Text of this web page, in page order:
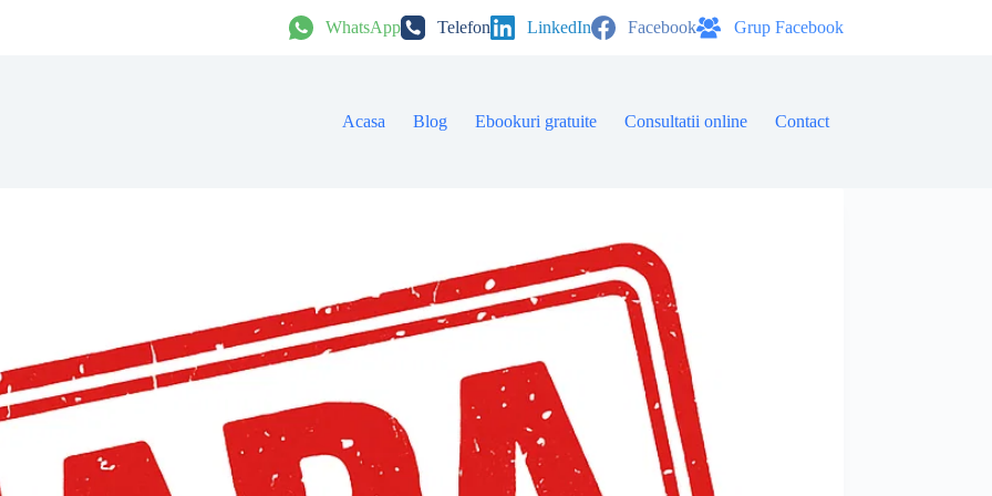
WhatsApp Telefon LinkedIn Facebook Grup Facebook
Acasa Blog Ebookuri gratuite Consultatii online Contact